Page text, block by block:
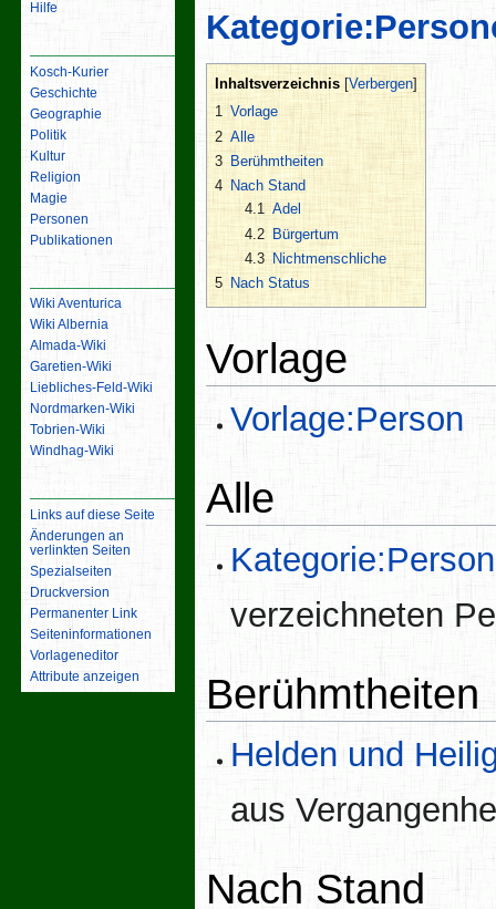
Inhaltsverzeichnis
1 Vorlage
2 Alle
3 Berühmtheiten
4 Nach Stand
4.1 Adel
4.2 Bürgertum
4.3
Nichtmenschliche
5 Nach Status
Vorlage
Vorlage:Person
Alle
verzeichneten
Berühmtheiten
Helden und
aus
Nach Stand
Hilfe
Kosch-Kurier
Geschichte
Geographie
Politik
Kultur
Religion
Magie
Personen
Publikationen
Wiki Aventurica
Wiki Albernia
Almada-Wiki
Garetien-Wiki
Liebliches-Feld-Wiki
Nordmarken-Wiki
Tobrien-Wiki
Windhag-Wiki
Links auf diese Seite
Änderungen an
verlinkten Seiten
Spezialseiten
Druckversion
Permanenter Link
Seiten­­informationen
Vorlageneditor
Attribute anzeigen